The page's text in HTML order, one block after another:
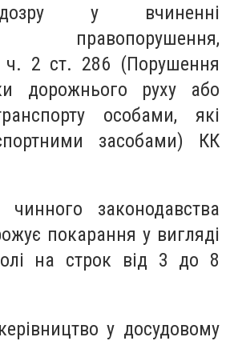
у вчиненні
правопорушення,
ч. 2 ст. 286 (Порушення
дорожнього руху або
особами, які
засобами) КК
чинного законодавства
покарання у вигляді
на строк від 3 до 8
у досудовому